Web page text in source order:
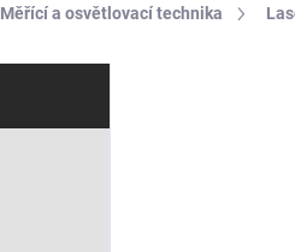
Měřící a osvětlovací technika